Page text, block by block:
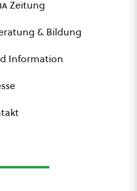
Zeitung
& Bildung
Information